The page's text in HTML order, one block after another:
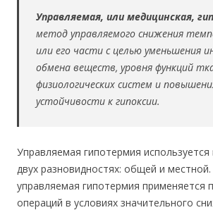
Управляемая, или медицинская,
метод управляемого снижения
или его части с целью уменьшения
обмена веществ, уровня функций
физиологических систем и
устойчивости к гипоксии.
Управляемая гипотермия
двух разновидностях: общей и
управляемая гипотермия применяется
операций в условиях значительного